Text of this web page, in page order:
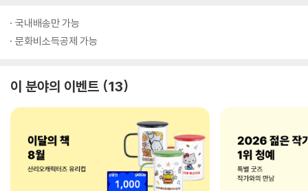
국내배송만 가능
문화비소득공제 가능
이 분야의 이벤트 13